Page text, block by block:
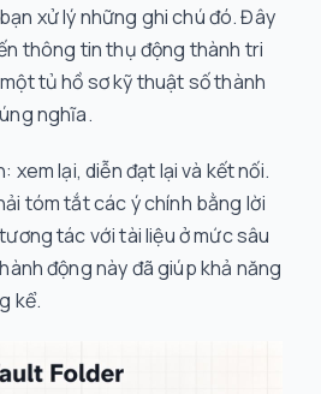
xử lýnhững ghi chú đó. Đây
thông tin thụ động thành tri
tủ hồ sơ kỹ thuật số thành
nghĩa.
xem lại, diễn đạt lại và kết nối.
tóm tắt các ý chính bằng lời
tác với tài liệu ở mức sâu
động này đã giúp khả năng
kể.